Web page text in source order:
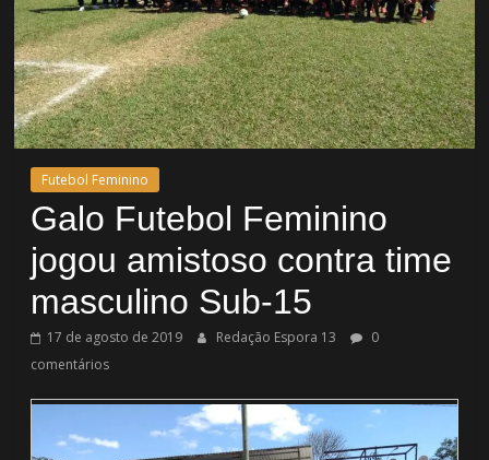
Futebol Feminino
Galo Futebol Feminino
jogou amistoso contra time
masculino Sub-15
17 de agosto de 2019 Redação Espora 13
0
comentários